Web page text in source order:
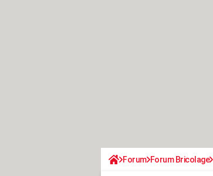
Forum Forum Bricolage